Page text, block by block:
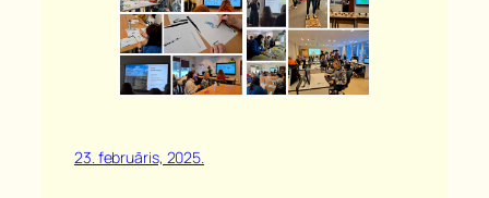
23. februāris, 2025.